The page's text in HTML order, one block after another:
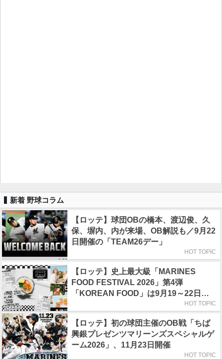
新着 野球コラム
【ロッテ】球団OBの橋本、渡辺俊、久
保、塀内、内が来場、OB解説も／9月22
日開催の「TEAM26デー」
HOT TOPIC
【ロッテ】史上最大級「MARINES
FOOD FESTIVAL 2026」第4弾
「KOREAN FOOD」は9月19～22日／
HOT TOPIC
【ロッテ】初の球団主催のOB戦「ちば
興銀プレゼンツマリーンズスペシャルゲ
ーム2026」、11月23日開催
HOT TOPIC